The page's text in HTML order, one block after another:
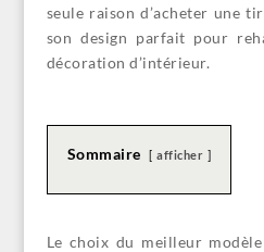
seule raison d’acheter une
son design parfait pour
décoration d’intérieur.
Sommaire afficher
Le choix du meilleur